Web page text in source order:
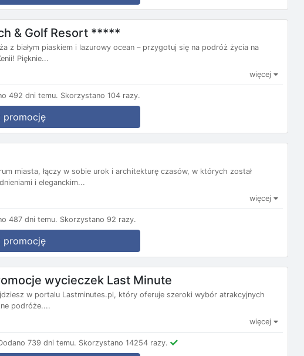
& Golf Resort *****
z białym piaskiem i lazurowy ocean – przygotuj się na podróż życia na
Pięknie...
więcej
492 dni temu. Skorzystano 104 razy.
promocję
miasta, łączy w sobie urok i architekturę czasów, w których został
i eleganckim...
więcej
487 dni temu. Skorzystano 92 razy.
promocję
wycieczek Last Minute
w portalu Lastminutes.pl, który oferuje szeroki wybór atrakcyjnych
podróże....
więcej
739 dni temu. Skorzystano 14254 razy.